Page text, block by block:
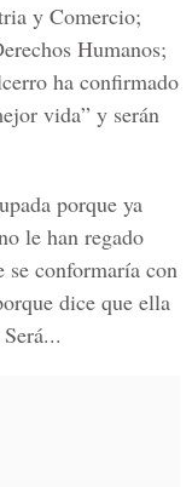
y Comercio;
Humanos;
ha confirmado
vida” y serán
porque ya
le han regado
se conformaría con
dice que ella